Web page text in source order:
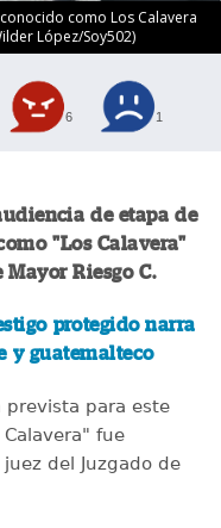
como Los Calavera
López/Soy502)
6 1
de etapa de
"Los Calavera"
Riesgo C.
protegido narra
y guatemalteco
prevista para este
fue
del Juzgado de